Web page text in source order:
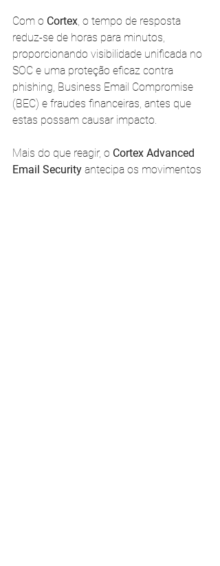
Com o Cortex , o tempo de resposta
reduz-se de horas para minutos,
proporcionando visibilidade unificada no
SOC e uma proteção eficaz contra
phishing, Business Email Compromise
(BEC) e fraudes financeiras, antes que
estas possam causar impacto.
Mais do que reagir, o Cortex Advanced
Email Security antecipa os movimentos